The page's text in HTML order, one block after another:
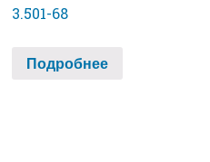
3.501-68
Подробнее